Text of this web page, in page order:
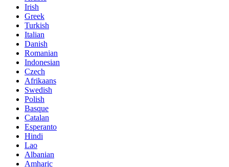
Irish
Greek
Turkish
Italian
Danish
Romanian
Indonesian
Czech
Afrikaans
Swedish
Polish
Basque
Catalan
Esperanto
Hindi
Lao
Albanian
Amharic